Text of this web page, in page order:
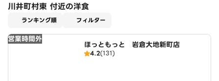
川井町村東 付近の洋食
ランキング順 フィルター
営業時間外
ほっともっと 岩倉大地新町店
4.2(131)